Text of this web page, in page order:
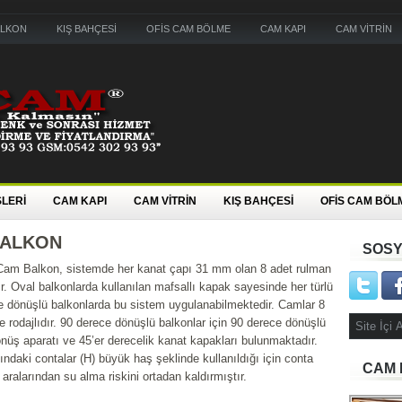
KIŞ BAHÇESİ OFİS CAM BÖLME CAM KAPI CAM VİTRİN
CAM KAPI CAM VİTRİN KIŞ BAHÇESİ OFİS CAM
Balkon, sistemde her kanat çapı 31 mm olan 8 adet rulman
Oval balkonlarda kullanılan mafsallı kapak sayesinde her türlü
dönüşlü balkonlarda bu sistem uygulanabilmektedir. Camlar 8
rodajlıdır. 90 derece dönüşlü balkonlar için 90 derece dönüşlü
aparatı ve 45’er derecelik kanat kapakları bulunmaktadır.
contalar (H) büyük haş şeklinde kullanıldığı için conta
aralarından su alma riskini ortadan kaldırmıştır.
CAM